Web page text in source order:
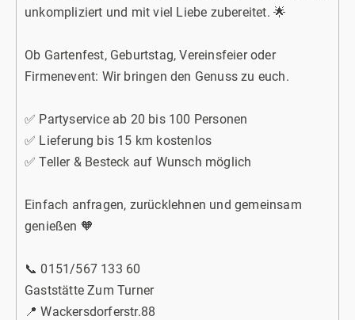
unkompliziert und mit viel Liebe zubereitet. 🌟
Ob Gartenfest, Geburtstag, Vereinsfeier oder
Firmenevent: Wir bringen den Genuss zu euch.
✅ Partyservice ab 20 bis 100 Personen
✅ Lieferung bis 15 km kostenlos
✅ Teller & Besteck auf Wunsch möglich
Einfach anfragen, zurücklehnen und gemeinsam
genießen 🧡
📞 0151/567 133 60
Gaststätte Zum Turner
📍 Wackersdorferstr.88